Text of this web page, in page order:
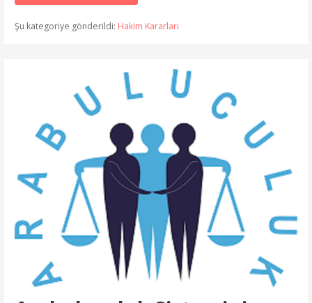
Şu kategoriye gönderildi: Hakim Kararları